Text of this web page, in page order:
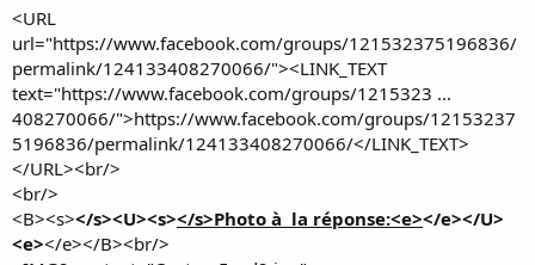
<URL
url="https://www.facebook.com/groups/121532375196836/
permalink/124133408270066/"><LINK_TEXT
text="https://www.facebook.com/groups/1215323 ...
408270066/">https://www.facebook.com/groups/12153237
5196836/permalink/124133408270066/</LINK_TEXT>
</URL><br/>
<br/>
<B><s></s><U><s></s>Photo à la réponse:<e></e></U>
<e></e></B><br/>